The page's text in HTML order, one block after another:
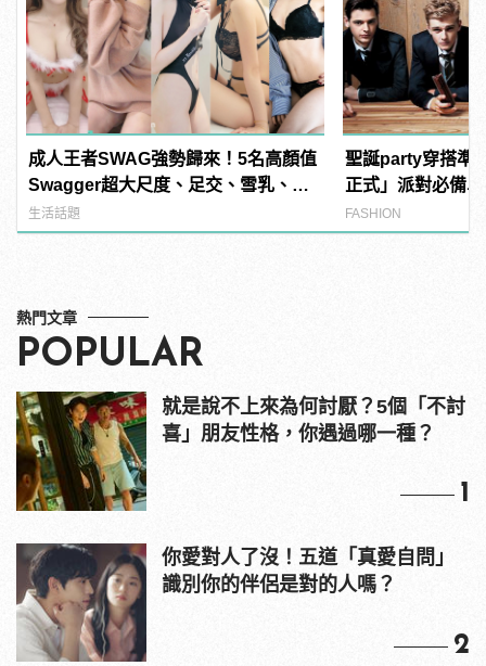
成人王者SWAG強勢歸來！5名高顏值
Swagger超大尺度、足交、雪乳、粉
紅海鮮通通有，親自教你人與人的連
結！ | manfashion這樣變型男
生活話題
聖誕party穿搭準
正式」派對必備
FASHION
熱門文章
POPULAR
就是說不上來為何討厭？5個「不討
喜」朋友性格，你遇過哪一種？
1
你愛對人了沒！五道「真愛自問」
識別你的伴侶是對的人嗎？
2